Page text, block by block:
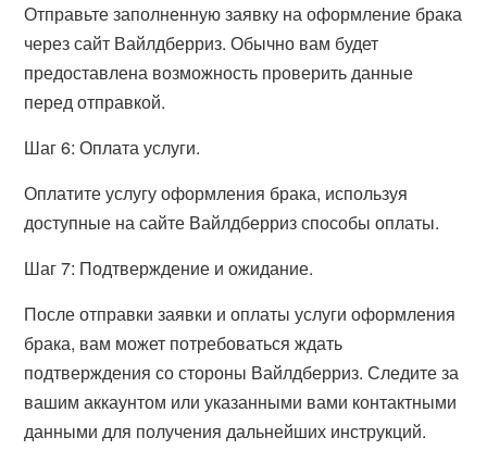
Отправьте заполненную заявку на оформление брака
через сайт Вайлдберриз. Обычно вам будет
предоставлена возможность проверить данные
перед отправкой.
Шаг 6: Оплата услуги.
Оплатите услугу оформления брака, используя
доступные на сайте Вайлдберриз способы оплаты.
Шаг 7: Подтверждение и ожидание.
После отправки заявки и оплаты услуги оформления
брака, вам может потребоваться ждать
подтверждения со стороны Вайлдберриз. Следите за
вашим аккаунтом или указанными вами контактными
данными для получения дальнейших инструкций.